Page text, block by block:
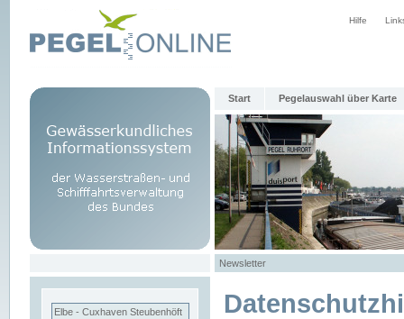
Hilfe
Start Pegelauswahl über Karte
Newsletter
Elbe - Cuxhaven Steubenhöft